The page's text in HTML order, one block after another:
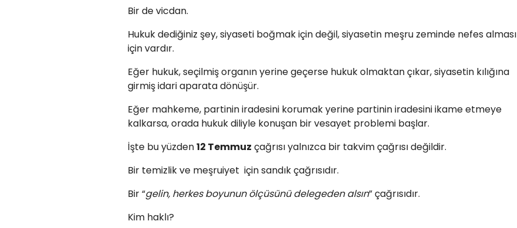
Bir de vicdan.
Hukuk dediğiniz şey, siyaseti boğmak için değil, siyasetin meşru zeminde nefes alması
için vardır.
Eğer hukuk, seçilmiş organın yerine geçerse hukuk olmaktan çıkar, siyasetin kılığına
girmiş idari aparata dönüşür.
Eğer mahkeme, partinin iradesini korumak yerine partinin iradesini ikame etmeye
kalkarsa, orada hukuk diliyle konuşan bir vesayet problemi başlar.
İşte bu yüzden12 Temmuz çağrısı yalnızca bir takvim çağrısı değildir.
Bir temizlik ve meşruiyet için sandık çağrısıdır.
Bir “gelin, herkes boyunun ölçüsünü delegeden alsın” çağrısıdır.
Kim haklı?